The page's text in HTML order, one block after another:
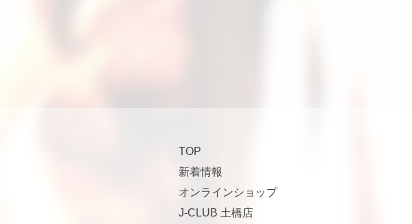
TOP
新着情報
オンラインショップ
J-CLUB 土橋店